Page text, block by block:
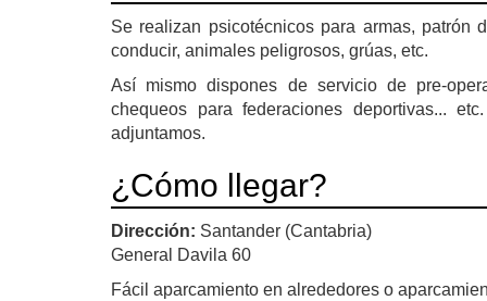
Se realizan psicotécnicos para armas, patrón
conducir, animales peligrosos, grúas, etc.
Así mismo dispones de servicio de pre-
chequeos para federaciones deportivas...
adjuntamos.
¿Cómo llegar?
Dirección: Santander (Cantabria)
General Davila 60
Fácil aparcamiento en alrededores o